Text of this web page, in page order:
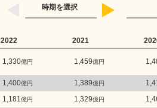
時期を選択
2022 2021
1,330億円 1,459億円
1,400億円 1,389億円
1,181億円 1,329億円